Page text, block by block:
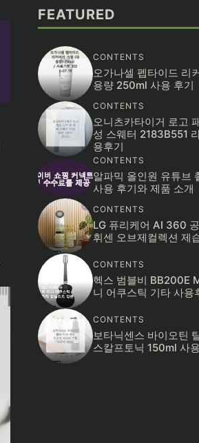
FEATURED
CONTENTS
오가나셀 펩타이드 리
용량 250ml 사용 후기
CONTENTS
오니츠카타이거 로고
성 스웨터 2183B551
용후기
CONTENTS
알파믹 올인원 유튜브
사용 후기와 제품 소개
CONTENTS
LG 퓨리케어 AI 360
휘센 오브제컬렉션 제
CONTENTS
헥스 범블비 BB200E
니 어쿠스틱 기타 사용
CONTENTS
보타닉센스 바이오틴
스칼프토닉 150ml 사